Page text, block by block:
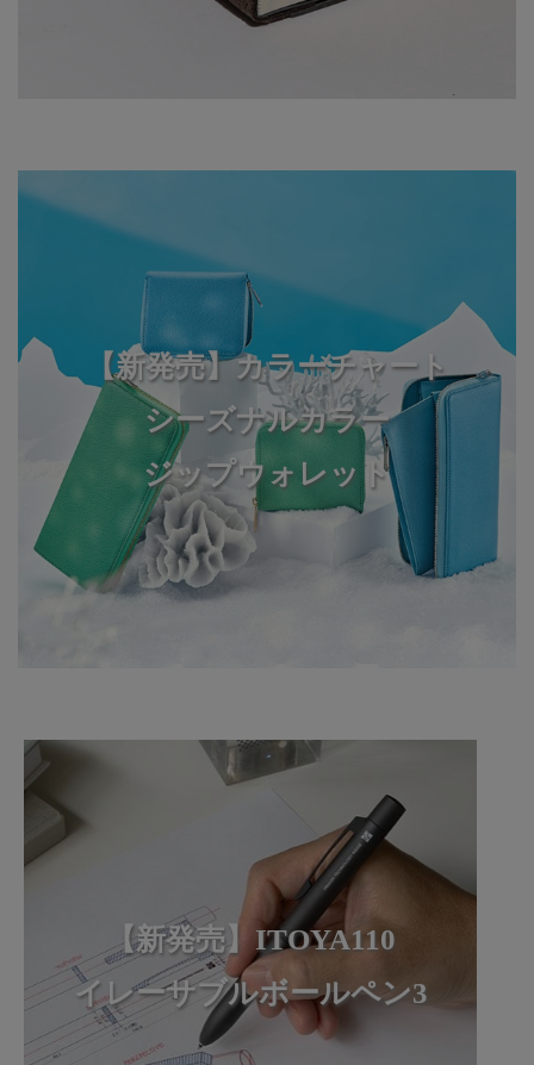
【新発売】カラーチャート
シーズナルカラー
ジップウォレット
【新発売】ITOYA110
イレーサブルボールペン3